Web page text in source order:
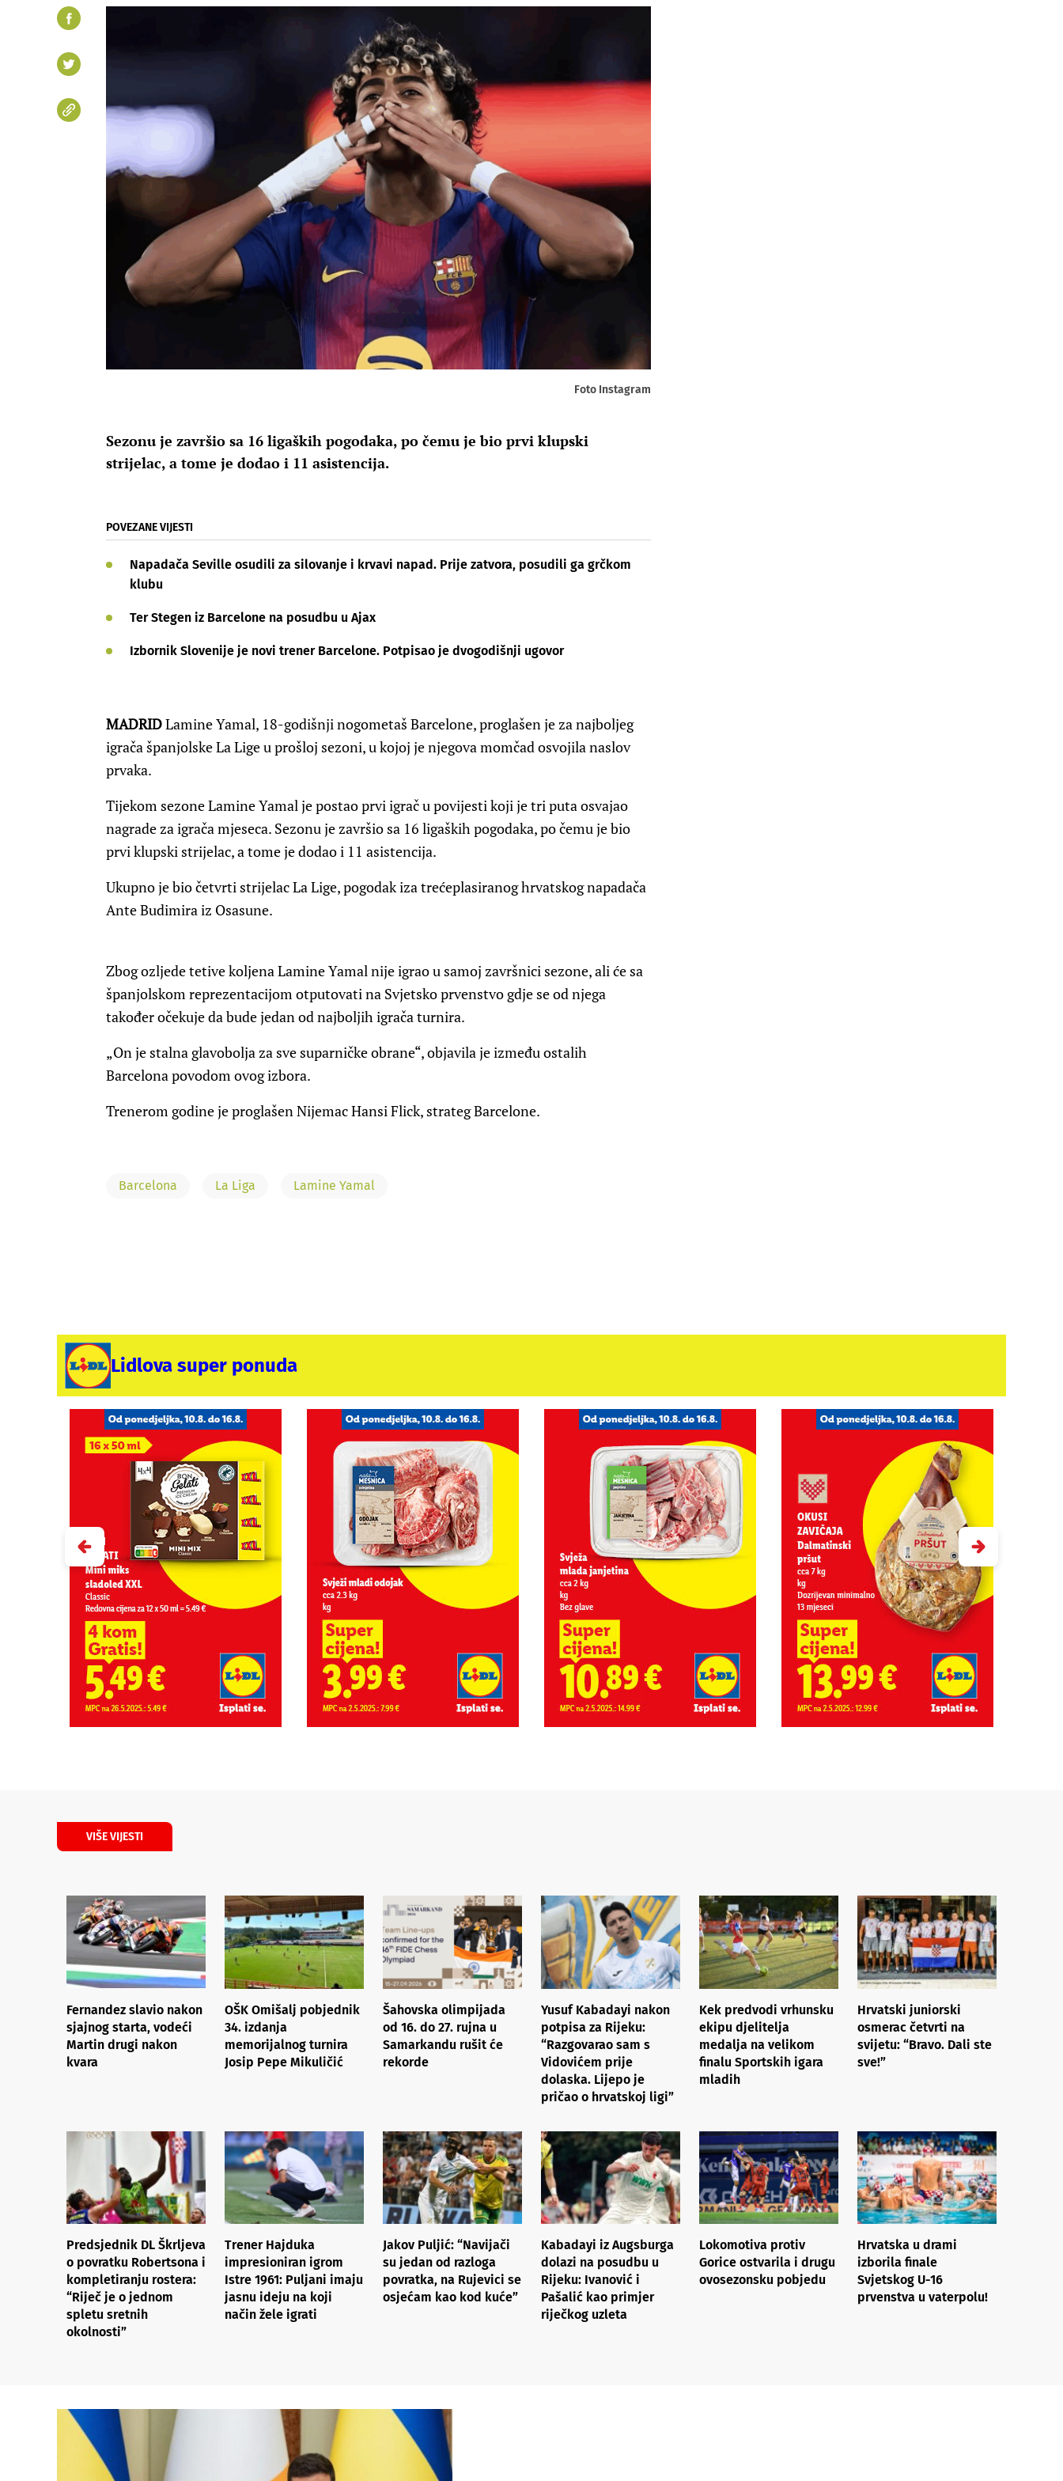
Foto Instagram
Sezonu je završio sa 16 ligaških pogodaka, po čemu je bio prvi klupski
strijelac, a tome je dodao i 11 asistencija.
POVEZANE VIJESTI
Napadača Seville osudili za silovanje i krvavi napad. Prije zatvora, posudili ga grčkom
klubu
Ter Stegen iz Barcelone na posudbu u Ajax
Izbornik Slovenije je novi trener Barcelone. Potpisao je dvogodišnji ugovor
MADRIDLamine Yamal, 18-godišnji nogometaš Barcelone, proglašen je za najboljeg
igrača španjolske La Lige u prošloj sezoni, u kojoj je njegova momčad osvojila naslov
prvaka.
Tijekom sezone Lamine Yamal je postao prvi igrač u povijesti koji je tri puta osvajao
nagrade za igrača mjeseca. Sezonu je završio sa 16 ligaških pogodaka, po čemu je bio
prvi klupski strijelac, a tome je dodao i 11 asistencija.
Ukupno je bio četvrti strijelac La Lige, pogodak iza trećeplasiranog hrvatskog napadača
Ante Budimira iz Osasune.
Zbog ozljede tetive koljena Lamine Yamal nije igrao u samoj završnici sezone, ali će sa
španjolskom reprezentacijom otputovati na Svjetsko prvenstvo gdje se od njega
također očekuje da bude jedan od najboljih igrača turnira.
„On je stalna glavobolja za sve suparničke obrane“, objavila je između ostalih
Barcelona povodom ovog izbora.
Trenerom godine je proglašen Nijemac Hansi Flick, strateg Barcelone.
Barcelona La Liga Lamine Yamal
Lidlova super ponuda
VIŠE VIJESTI
Fernandez slavio nakon
sjajnog starta, vodeći
Martin drugi nakon
kvara
OŠK Omišalj pobjednik
34. izdanja
memorijalnog turnira
Josip Pepe Mikuličić
Šahovska olimpijada
od 16. do 27. rujna u
Samarkandu rušit će
rekorde
Yusuf Kabadayi nakon
potpisa za Rijeku:
“Razgovarao sam s
Vidovićem prije
dolaska. Lijepo je
pričao o hrvatskoj ligi”
Kek predvodi vrhunsku
ekipu djelitelja
medalja na velikom
finalu Sportskih igara
mladih
Hrvatski juniorski
osmerac četvrti na
svijetu: “Bravo. Dali ste
sve!”
Predsjednik DL Škrljeva
o povratku Robertsona i
kompletiranju rostera:
“Riječ je o jednom
spletu sretnih
okolnosti”
Trener Hajduka
impresioniran igrom
Istre 1961: Puljani imaju
jasnu ideju na koji
način žele igrati
Jakov Puljić: “Navijači
su jedan od razloga
povratka, na Rujevici se
osjećam kao kod kuće”
Kabadayi iz Augsburga
dolazi na posudbu u
Rijeku: Ivanović i
Pašalić kao primjer
riječkog uzleta
Lokomotiva protiv
Gorice ostvarila i drugu
ovosezonsku pobjedu
Hrvatska u drami
izborila finale
Svjetskog U-16
prvenstva u vaterpolu!